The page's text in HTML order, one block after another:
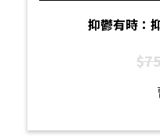
抑鬱有時：
$